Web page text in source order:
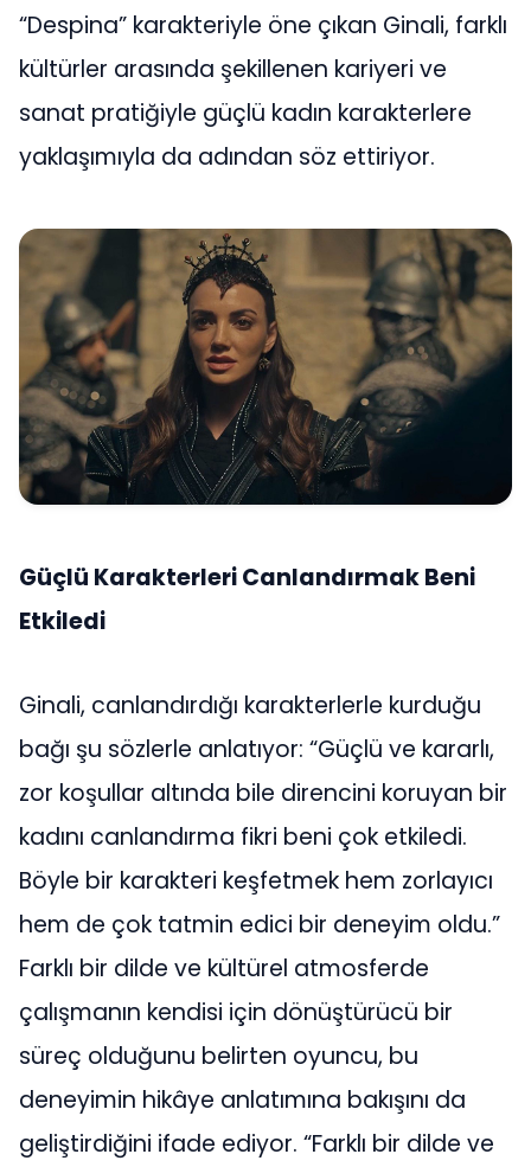
“Despina” karakteriyle öne çıkan Ginali, farklı
kültürler arasında şekillenen kariyeri ve
sanat pratiğiyle güçlü kadın karakterlere
yaklaşımıyla da adından söz ettiriyor.
Güçlü Karakterleri Canlandırmak Beni
Etkiledi
Ginali, canlandırdığı karakterlerle kurduğu
bağı şu sözlerle anlatıyor: “Güçlü ve kararlı,
zor koşullar altında bile direncini koruyan bir
kadını canlandırma fikri beni çok etkiledi.
Böyle bir karakteri keşfetmek hem zorlayıcı
hem de çok tatmin edici bir deneyim oldu.”
Farklı bir dilde ve kültürel atmosferde
çalışmanın kendisi için dönüştürücü bir
süreç olduğunu belirten oyuncu, bu
deneyimin hikâye anlatımına bakışını da
geliştirdiğini ifade ediyor. “Farklı bir dilde ve